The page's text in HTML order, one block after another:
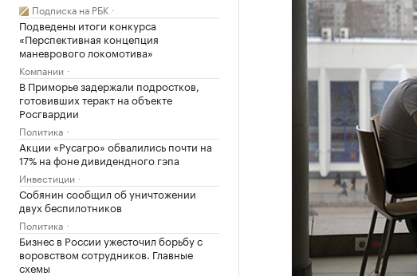
Подписка на РБК
Подведены итоги конкурса
«Перспективная концепция
маневрового локомотива»
Компании
В Приморье задержали подростков,
готовивших теракт на объекте
Росгвардии
Политика
Акции «Русагро» обвалились почти на
17% на фоне дивидендного гэпа
Инвестиции
Собянин сообщил об уничтожении
двух беспилотников
Политика
Бизнес в России ужесточил борьбу с
воровством сотрудников. Главные
схемы